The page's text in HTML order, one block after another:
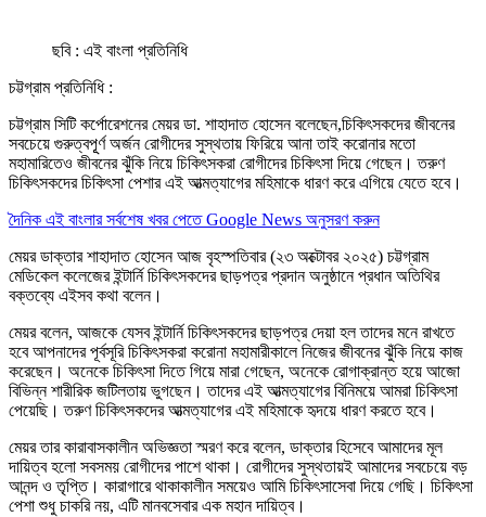
ছবি : এই বাংলা প্রতিনিধি
চট্টগ্রাম প্রতিনিধি :
চট্টগ্রাম সিটি কর্পোরেশনের মেয়র ডা. শাহাদাত হোসেন বলেছেন,চিকিৎসকদের জীবনের
সবচেয়ে গুরুত্বপূূর্ণ অর্জন রোগীদের সুস্থতায় ফিরিয়ে আনা তাই করোনার মতো
মহামারিতেও জীবনের ঝুঁকি নিয়ে চিকিৎসকরা রোগীদের চিকিৎসা দিয়ে গেছেন। তরুণ
চিকিৎসকদের চিকিৎসা পেশার এই আত্মত্যাগের মহিমাকে ধারণ করে এগিয়ে যেতে হবে।
দৈনিক এই বাংলার সর্বশেষ খবর পেতে Google News অনুসরণ করুন
মেয়র ডাক্তার শাহাদাত হোসেন আজ বৃহস্পতিবার (২৩ অক্টোবর ২০২৫) চট্টগ্রাম
মেডিকেল কলেজের ইন্টার্নি চিকিৎসকদের ছাড়পত্র প্রদান অনুষ্ঠানে প্রধান অতিথির
বক্তব্যে এইসব কথা বলেন।
মেয়র বলেন, আজকে যেসব ইন্টার্নি চিকিৎসকদের ছাড়পত্র দেয়া হল তাদের মনে রাখতে
হবে আপনাদের পূর্বসূরি চিকিৎসকরা করোনা মহামারীকালে নিজের জীবনের ঝুঁকি নিয়ে কাজ
করেছেন। অনেকে চিকিৎসা দিতে গিয়ে মারা গেছেন, অনেকে রোগাক্রান্ত হয়ে আজো
বিভিন্ন শারীরিক জটিলতায় ভুগছেন। তাদের এই আত্মত্যাগের বিনিময়ে আমরা চিকিৎসা
পেয়েছি। তরুণ চিকিৎসকদের আত্মত্যাগের এই মহিমাকে হৃদয়ে ধারণ করতে হবে।
মেয়র তার কারাবাসকালীন অভিজ্ঞতা স্মরণ করে বলেন, ডাক্তার হিসেবে আমাদের মূল
দায়িত্ব হলো সবসময় রোগীদের পাশে থাকা। রোগীদের সুস্থতায়ই আমাদের সবচেয়ে বড়
আনন্দ ও তৃপ্তি। কারাগারে থাকাকালীন সময়েও আমি চিকিৎসাসেবা দিয়ে গেছি। চিকিৎসা
পেশা শুধু চাকরি নয়, এটি মানবসেবার এক মহান দায়িত্ব।